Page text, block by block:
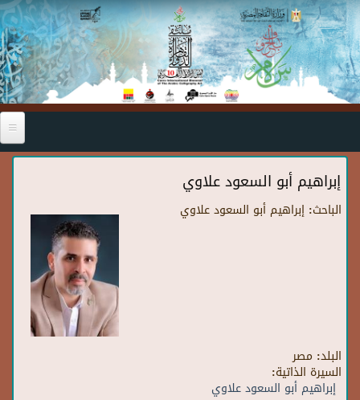
Skip to main content
إبراهيم أبو السعود علاوي
الباحث: إبراهيم أبو السعود علاوي
البلد: مصر
السيرة الذاتية:
إبراهيم أبو السعود علاوي